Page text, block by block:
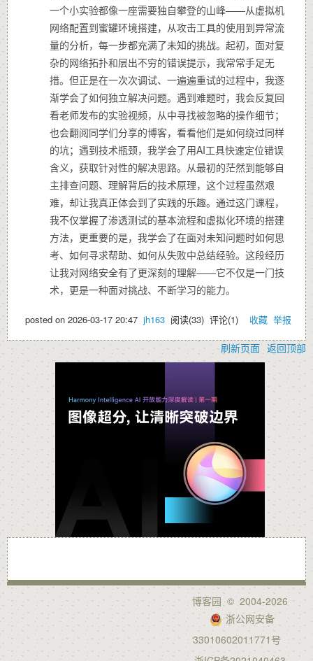
一个小实验都像一座需要独自攀登的山峰——从虚拟机
网络配置到蜜罐环境搭建，从攻击工具的使用到异常流
量的分析，每一步都充满了未知的挑战。起初，面对复
杂的网络拓扑和层出不穷的错误提示，我常常手足无
措。但正是在一次次调试、一遍遍重试的过程中，我逐
渐学会了如何独立解决问题。遇到难题时，我会反复回
看老师发布的实验视频，从中寻找被忽略的操作细节；
也会翻阅同学们分享的博客，看看他们是如何绕过同样
的坑；遇到技术瓶颈，我学会了用AI工具快速定位错误
含义，获取针对性的解决思路。从最初的茫然到能够自
主排查问题、理解背后的技术原理，这个过程虽然艰
难，却让我真正体会到了实践的乐趣。通过这门课程，
我不仅掌握了渗透测试的基本流程和虚拟化环境的搭建
方法，更重要的是，我学会了在面对未知问题时如何思
考、如何寻求帮助、如何从失败中总结经验。这段经历
让我对网络安全有了更深刻的理解——它不仅是一门技
术，更是一种面对挑战、不断学习的能力。
posted on 2026-03-17 20:47 jh163 阅读(33) 评论(1) 收藏 举报
刷新页面 返回顶部
博客园 © 2004-2026
浙公网安备
33010602011771号